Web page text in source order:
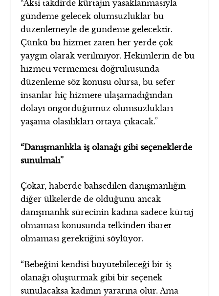
“Aksi takdirde kürtajın yasaklanmasıyla
gündeme gelecek olumsuzluklar bu
düzenlemeyle de gündeme gelecektir.
Çünkü bu hizmet zaten her yerde çok
yaygın olarak verilmiyor. Hekimlerin de bu
hizmeti vermemesi doğrultusunda
düzenleme söz konusu olursa, bu sefer
insanlar hiç hizmete ulaşamadığından
dolayı öngördüğümüz olumsuzlukları
yaşama olasılıkları ortaya çıkacak.”
“Danışmanlıkla iş olanağı gibi seçeneklerde
sunulmalı”
Çokar, haberde bahsedilen danışmanlığın
diğer ülkelerde de olduğunu ancak
danışmanlık sürecinin kadına sadece kürtaj
olmaması konusunda telkinden ibaret
olmaması gerektiğini söylüyor.
“Bebeğini kendisi büyütebileceği bir iş
olanağı oluşturmak gibi bir seçenek
sunulacaksa kadının yararına olur. Ama